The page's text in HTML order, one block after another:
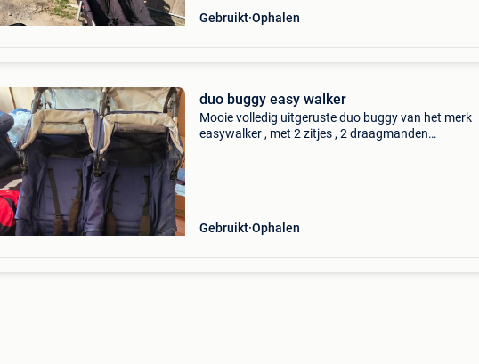
Gebruikt Ophalen
duo buggy easy walker
Mooie volledig uitgeruste duo buggy van het merk
easywalker , met 2 zitjes , 2 draagmanden
Gebruikt Ophalen